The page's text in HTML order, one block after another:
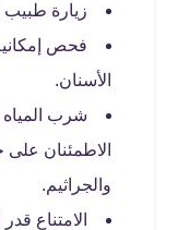
زيارة
فحص
الأسنان.
شرب
الاطمئنان
والجراثيم.
الامتناع